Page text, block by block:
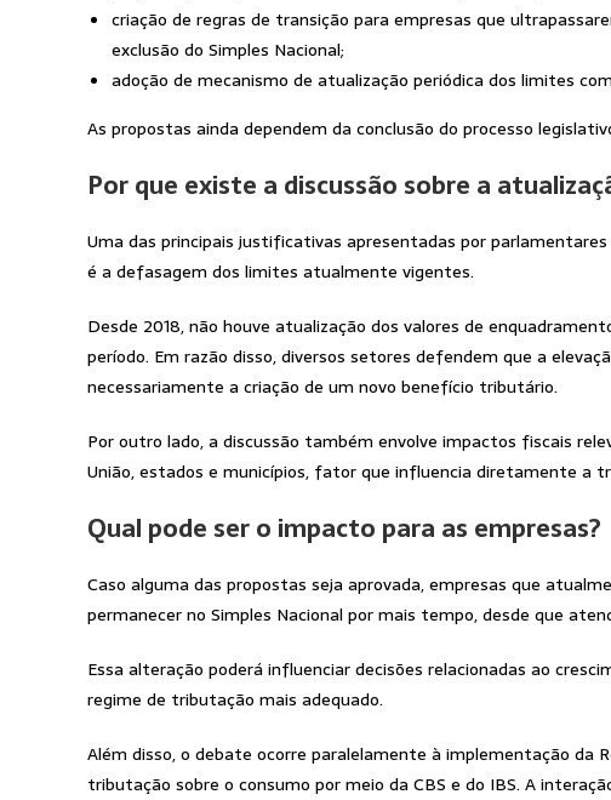
criação de regras de transição para empresas que
exclusão do Simples Nacional;
adoção de mecanismo de atualização periódica dos limites
As propostas ainda dependem da conclusão do processo
Por que existe a discussão sobre a
Uma das principais justificativas apresentadas por
é a defasagem dos limites atualmente vigentes.
Desde 2018, não houve atualização dos valores de
período. Em razão disso, diversos setores defendem que a
necessariamente a criação de um novo benefício tributário.
Por outro lado, a discussão também envolve impactos fiscais
União, estados e municípios, fator que influencia diretamente a
Qual pode ser o impacto para as empresas?
Caso alguma das propostas seja aprovada, empresas que
permanecer no Simples Nacional por mais tempo, desde que
Essa alteração poderá influenciar decisões relacionadas ao
regime de tributação mais adequado.
Além disso, o debate ocorre paralelamente à implementação da
tributação sobre o consumo por meio da CBS e do IBS. A